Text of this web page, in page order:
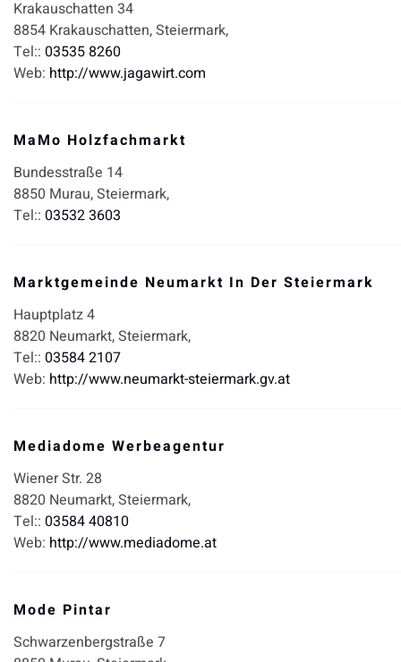
Krakauschatten 34
8854 Krakauschatten,Steiermark,
Tel:: 03535 8260
Web: http://www.jagawirt.com
MaMo Holzfachmarkt
Bundesstraße 14
8850 Murau,Steiermark,
Tel:: 03532 3603
Marktgemeinde Neumarkt In Der Steiermark
Hauptplatz 4
8820 Neumarkt,Steiermark,
Tel:: 03584 2107
Web: http://www.neumarkt-steiermark.gv.at
Mediadome Werbeagentur
Wiener Str. 28
8820 Neumarkt,Steiermark,
Tel:: 03584 40810
Web: http://www.mediadome.at
Mode Pintar
Schwarzenbergstraße 7